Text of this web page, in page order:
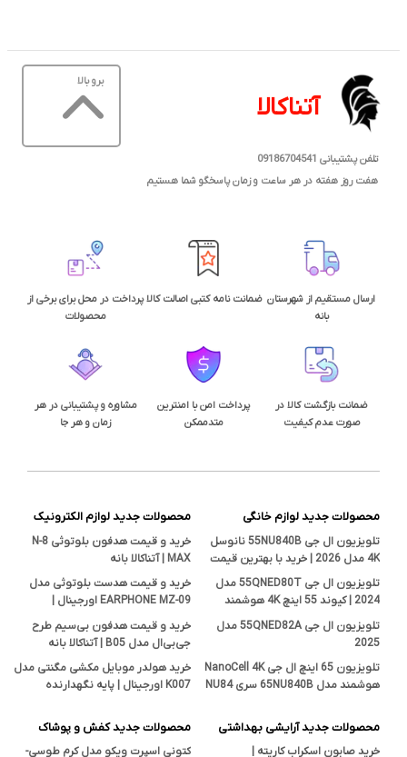
آتناکالا
برو بالا
تلفن پشتیبانی 09186704541
هفت روز هفته در هر ساعت و زمان پاسخگو شما هستیم
ارسال مستقیم از شهرستان
بانه
ضمانت نامه کتبی اصالت کالاپرداخت در محل برای برخی از
محصولات
ضمانت بازگشت کالا در
صورت عدم کیفیت
پرداخت امن با امنترین
متدممکن
مشاوره و پشتیبانی در هر
زمان و هر جا
محصولات جدید لوازم خانگی
تلویزیون ال جی 55NU840B نانوسل
4K مدل 2026 | خرید با بهترین قیمت
تلویزیون ال جی 55QNED80T مدل
2024 | کیوند 55 اینچ 4K هوشمند
اصل
تلویزیون ال جی 55QNED82A مدل
2025
تلویزیون 65 اینچ ال جی NanoCell 4K
هوشمند مدل 65NU840B سری NU84
محصولات جدید لوازم الکترونیک
خرید و قیمت هدفون بلوتوثی N-8
MAX | آتناکالا بانه
خرید و قیمت هدست بلوتوثی مدل
EARPHONE MZ-09 اورجینال |
فروشگاه آتناکالا بانه
خرید و قیمت هدفون بی‌سیم طرح
جی‌بی‌ال مدل B05 | آتناکالا بانه
خرید هولدر موبایل مکشی مگنتی مدل
K007 اورجینال | پایه نگهدارنده
محصولات جدید آرایشی بهداشتی
خرید صابون اسکراب کاریته |
محصولات جدید کفش و پوشاک
کتونی اسپرت ویکو مدل کرم طوسی-